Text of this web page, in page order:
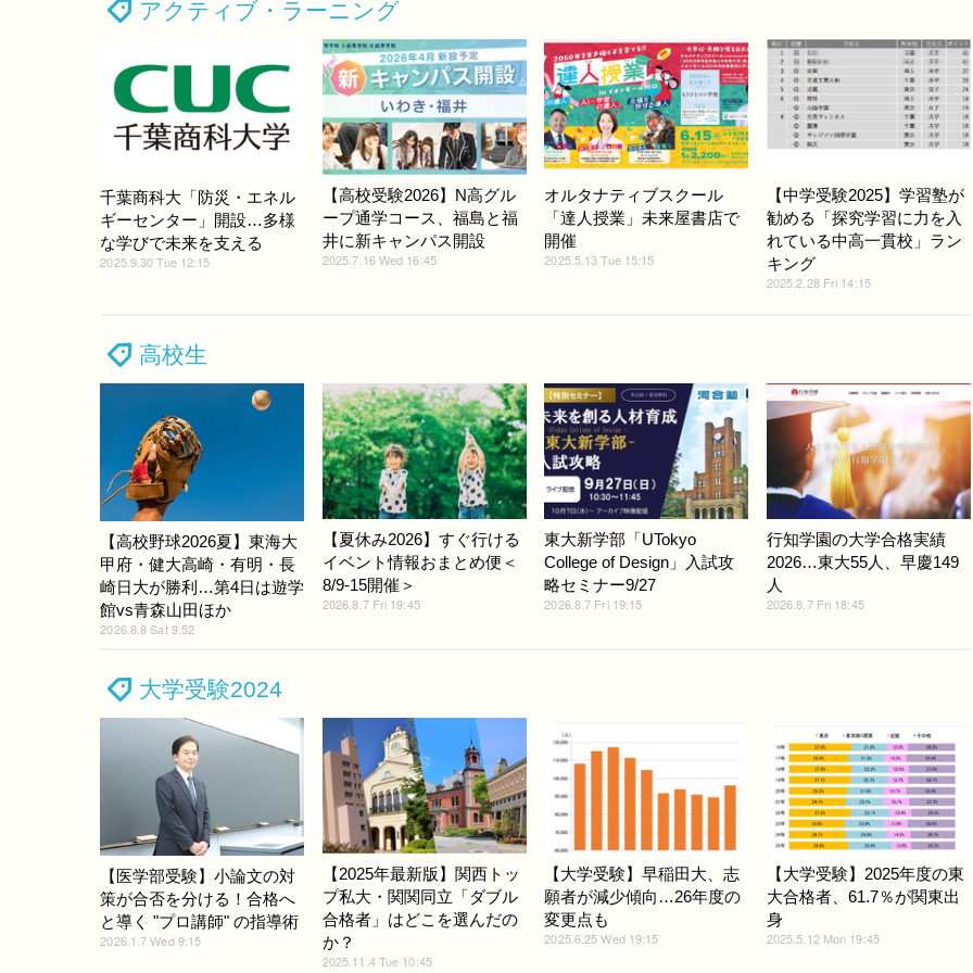
アクティブ・ラーニング
千葉商科大「防災・エネル
ギーセンター」開設…多様
な学びで未来を支える
2025.9.30 Tue 12:15
【高校受験2026】N高グル
ープ通学コース、福島と福
井に新キャンパス開設
2025.7.16 Wed 16:45
オルタナティブスクール
「達人授業」未来屋書店で
開催
2025.5.13 Tue 15:15
【中学受験2025】学習塾が
勧める「探究学習に力を入
れている中高一貫校」ラン
キング
2025.2.28 Fri 14:15
高校生
【高校野球2026夏】東海大
甲府・健大高崎・有明・長
崎日大が勝利…第4日は遊学
館vs青森山田ほか
2026.8.8 Sat 9:52
【夏休み2026】すぐ行ける
イベント情報おまとめ便＜
8/9-15開催＞
2026.8.7 Fri 19:45
東大新学部「UTokyo
College of Design」入試攻
略セミナー9/27
2026.8.7 Fri 19:15
行知学園の大学合格実績
2026…東大55人、早慶149
人
2026.8.7 Fri 18:45
大学受験2024
【医学部受験】小論文の対
策が合否を分ける！合格へ
と導く "プロ講師" の指導術
2026.1.7 Wed 9:15
【2025年最新版】関西トッ
プ私大・関関同立「ダブル
合格者」はどこを選んだの
か？
2025.11.4 Tue 10:45
【大学受験】早稲田大、志
願者が減少傾向…26年度の
変更点も
2025.6.25 Wed 19:15
【大学受験】2025年度の東
大合格者、61.7％が関東出
身
2025.5.12 Mon 19:45